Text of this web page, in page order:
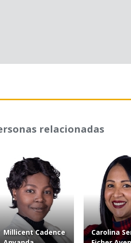
relacionadas
Millicent Cadence
Carolina